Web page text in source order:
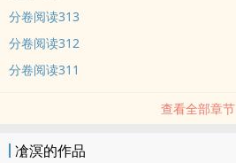
分卷阅读313
分卷阅读312
分卷阅读311
查看全部章节
凔溟的作品